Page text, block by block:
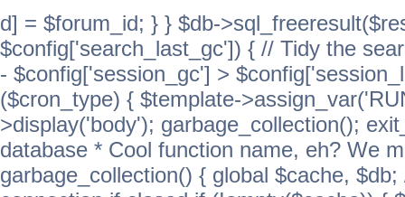
d] = $forum_id; } } $db-
$config['search_last_gc']) { // Tidy the
- $config['session_gc'] >
($cron_type) { $template-
>display('body'); garbage_collection();
database * Cool function name, eh? We
garbage_collection() { global $cache,